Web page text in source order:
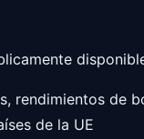
rendimientos de
de la UE